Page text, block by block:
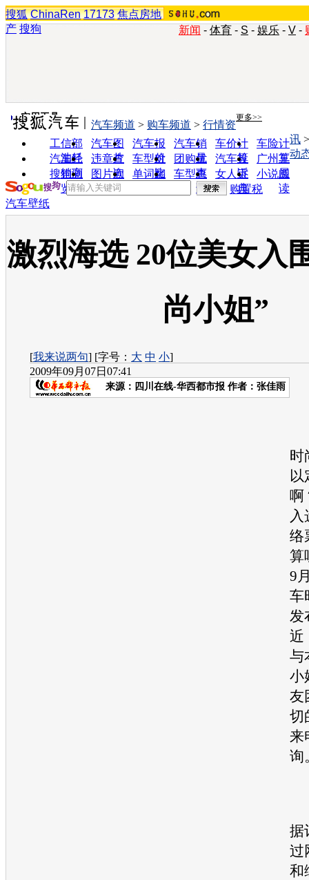
搜狐 ChinaRen 17173 焦点房地
产 搜狗 新闻 - 体育 - S - 娱乐 - V -
实用工具 更多>>
工信部
油耗
汽车图
片
汽车报
价
汽车销
量
车价计
算
车险计
算
汽车经
销商
违章查
询
车型对
比
团购优
惠
汽车投
诉
广州车
展
搜狗浏
览器
图片欣
赏
单词翻
车型查
询
女人宝
典
小说阅
读
汽车频道 > 购车频道 > 行情资
讯
动
购置税
汽车壁纸
激烈海选 20位美女入
尚小姐”
[我来说两句] [字号： 大 中 小]
2009年09月07日07:41
来源： 四川在线-华西都市报 作者：张佳雨
时
以
啊
入
络
算
9
车
发
近
与
小
友
切
来
询
据
过
和